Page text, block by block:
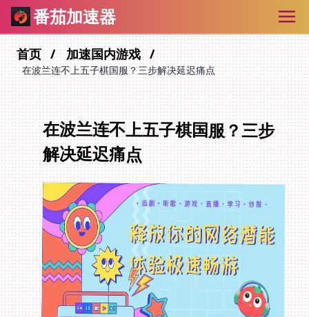
番茄加速器
首页 加速国内游戏
在波兰连不上五子棋国服？三步解决延迟痛点
在波兰连不上五子棋国服？三步
解决延迟痛点